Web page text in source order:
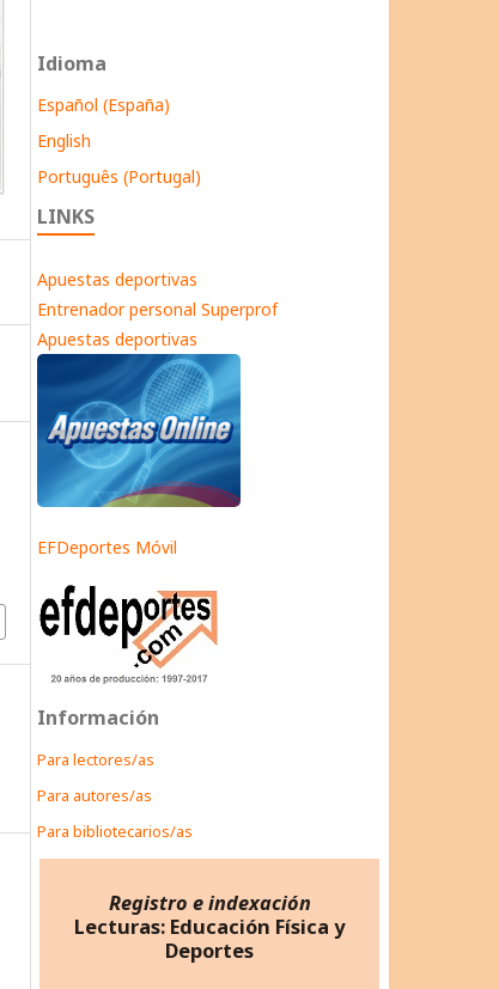
Idioma
Español (España)
English
Português (Portugal)
LINKS
Apuestas deportivas
Entrenador personal Superprof
Apuestas deportivas
EFDeportes Móvil
Información
Para lectores/as
Para autores/as
Para bibliotecarios/as
Registro e indexación
Lecturas: Educación Física y
Deportes